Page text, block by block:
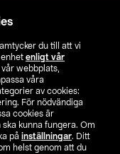
du till att vi
enligt vår
webbplats,
våra
av cookies:
För nödvändiga
cookies är
kunna fungera. Om
på inställningar. Ditt
helst genom att du